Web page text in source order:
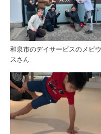
和泉市のデイサービスのメビウ
スさん